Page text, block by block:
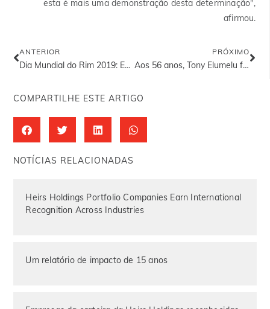
esta é mais uma demonstração desta determinação",
afirmou.
ANTERIOR
Dia Mundial do Rim 2019: Escolhas de estilo de vida e saúde renal pelo Dr. A.V Elumelu
PRÓXIMO
Aos 56 anos, Tony Elumelu faz história
COMPARTILHE ESTE ARTIGO
NOTÍCIAS RELACIONADAS
Heirs Holdings Portfolio Companies Earn International
Recognition Across Industries
Um relatório de impacto de 15 anos